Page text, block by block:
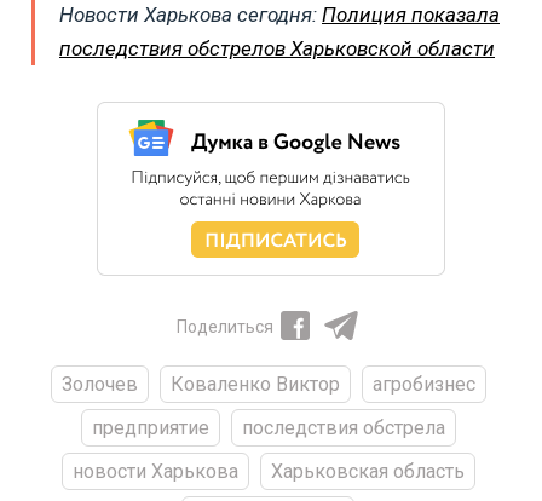
Новости Харькова сегодня: Полиция показала
последствия обстрелов Харьковской области
Поделиться
Золочев Коваленко Виктор
агробизнес
предприятие
последствия обстрела
новости Харькова
Харьковская область